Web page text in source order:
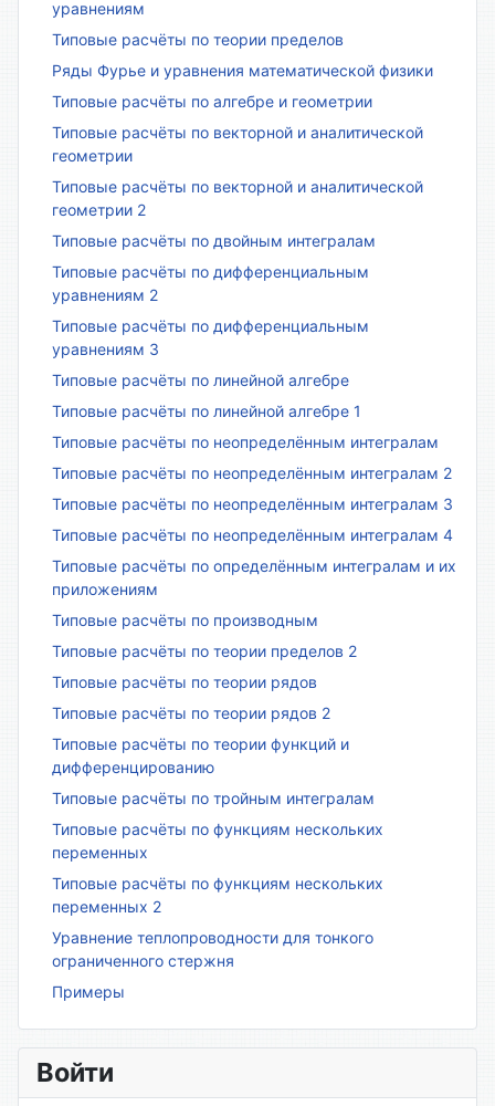
уравнениям
Типовые расчёты по теории пределов
Ряды Фурье и уравнения математической физики
Типовые расчёты по алгебре и геометрии
Типовые расчёты по векторной и аналитической
геометрии
Типовые расчёты по векторной и аналитической
геометрии 2
Типовые расчёты по двойным интегралам
Типовые расчёты по дифференциальным
уравнениям 2
Типовые расчёты по дифференциальным
уравнениям 3
Типовые расчёты по линейной алгебре
Типовые расчёты по линейной алгебре 1
Типовые расчёты по неопределённым интегралам
Типовые расчёты по неопределённым интегралам 2
Типовые расчёты по неопределённым интегралам 3
Типовые расчёты по неопределённым интегралам 4
Типовые расчёты по определённым интегралам и их
приложениям
Типовые расчёты по производным
Типовые расчёты по теории пределов 2
Типовые расчёты по теории рядов
Типовые расчёты по теории рядов 2
Типовые расчёты по теории функций и
дифференцированию
Типовые расчёты по тройным интегралам
Типовые расчёты по функциям нескольких
переменных
Типовые расчёты по функциям нескольких
переменных 2
Уравнение теплопроводности для тонкого
ограниченного стержня
Примеры
Войти